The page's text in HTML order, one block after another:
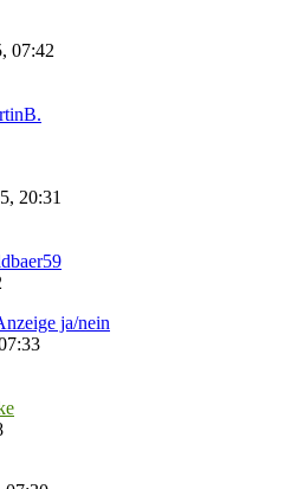
07:42
20:31
ja/nein